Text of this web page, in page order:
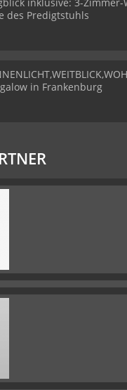
des Predigtstuhls
in Frankenburg